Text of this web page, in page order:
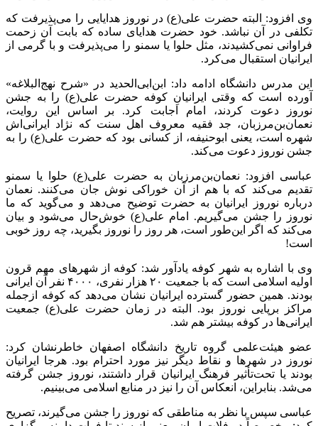
وی افزود: البته حضرت علی(ع) در نوروز هدایایی را می‌پذیرفت که
تکلفی در آن نباشد. خود حضرت هدایای ساده که بابت آن زحمت
فراوانی نمی‌کشیدند، مثل حلوا یا سمنو را می‌پذیرفت و با گرمی از
ایرانیان استقبال می‌کرد.
این مدرس دانشگاه ادامه داد: ابن‌ابی‌الحدید در «شرح نهج‌البلاغه»
آورده است که وقتی ایرانیانِ کوفه حضرت علی(ع) را به جشن
نوروز دعوت کردند، امام اجابت کرد. بر اساس این روایت،
نعمان‌بن‌مرزبان، جد فقیه معروف اهل سنت که نژاد ایرانی‌اش
شهره است، یعنی ابوحنیفه، از کسانی بود که حضرت علی(ع) را به
جشن نوروز دعوت می‌کند.
عباسی افزود: نعمان‌بن‌مرزبان به حضرت علی(ع) حلوا یا سمنو
تقدیم می‌کند که با هم از آن خوراکی نوش جان می‌کنند. نعمان
درباره نوروز ایرانیان به حضرت توضیح می‌دهد و می‌گوید که ما
نوروز را جشن می‌گیریم. امام علی(ع) خوش‌حال می‌شود و بیان
می‌کند که اگر این‌طور است، هر روز را نوروز بگیرید، چه روز خوبی
است!
وی با اشاره به شهر کوفه یادآور شد: کوفه از شهرهای مهم قرون
اولیه اسلامی است که با جمعیت ۲۰ هزار نفری، ۴۰۰۰ نفر آن ایرانی
بودند. همین حضور گسترده ایرانیان نشان می‌دهد که کوفه ازجمله
مراکز برپایی نوروز بود. البته در زمان حضرت علی(ع) جمعیت
ایرانی‌ها در کوفه بیشتر هم شد.
عضو هیئت‌علمی گروه تاریخ دانشگاه اصفهان خاطرنشان کرد:
نوروز در شهرها و نقاط دیگر نیز مورد احترام بود. هرجا ایرانیان
بودند یا تحت‌تأثیر فرهنگ ایرانیان قرار داشتند، نوروز جشن گرفته
می‌شد. بنابراین، انعکاس آن را نیز در منابع اسلامی می‌بینیم.
عباسی سپس با نظر به مناطقی که نوروز را جشن می‌گیرند، تصریح